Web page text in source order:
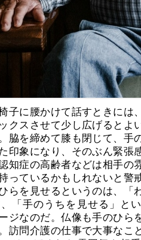
子に腰かけて話すときには
クスさせて少し広げるとよ
脇を締めて膝も閉じて、手
印象になり、そのぶん緊張
知症の高齢者などは相手の
っているかもしれないと警
らを見せるというのは、「
「手のうちを見せる」と
ジなのだ。仏像も手のひら
訪問介護の仕事で大事なこ